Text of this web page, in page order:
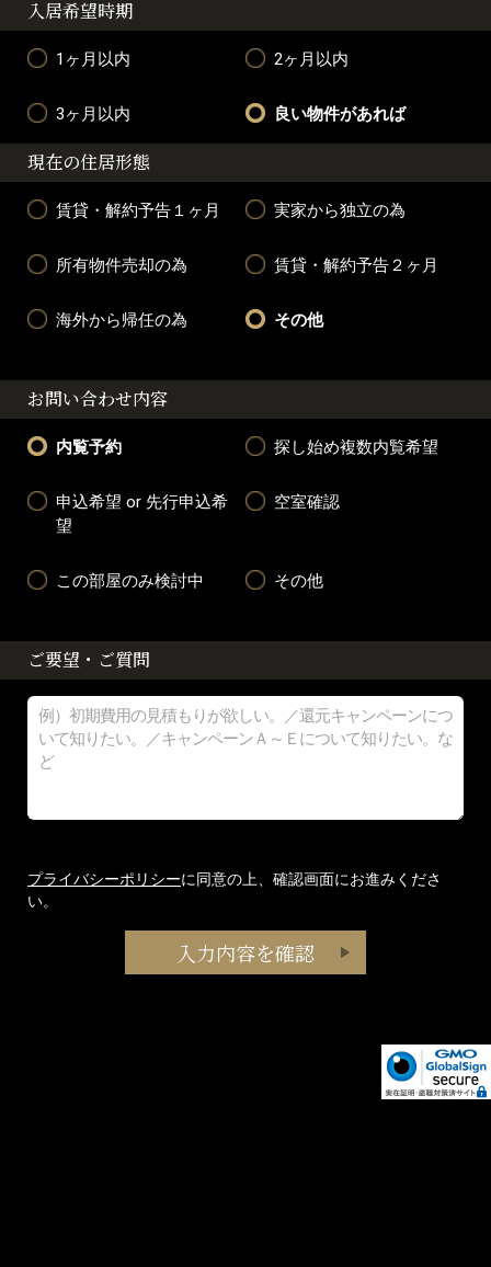
入居希望時期
1ヶ月以内 2ヶ月以内
3ヶ月以内 良い物件があれば
現在の住居形態
賃貸・解約予告１ヶ月 実家から独立の為
所有物件売却の為 賃貸・解約予告２ヶ月
海外から帰任の為 その他
お問い合わせ内容
内覧予約 探し始め複数内覧希望
申込希望 or 先行申込希
望
空室確認
この部屋のみ検討中 その他
ご要望・ご質問
プライバシーポリシーに同意の上、確認画面にお進みくださ
い。